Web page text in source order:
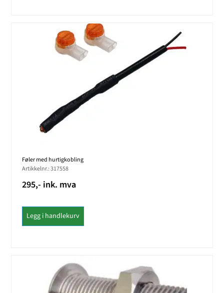
Føler med hurtigkobling
Artikkelnr.: 317558
295,- ink. mva
Legg i handlekurv